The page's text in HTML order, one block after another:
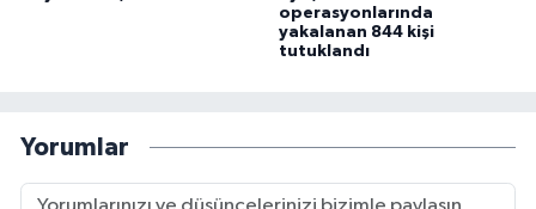
operasyonlarında
yakalanan 844 kişi
tutuklandı
Yorumlar